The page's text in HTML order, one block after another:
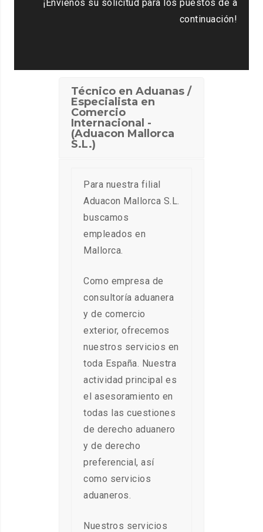
¡Envíenos su solicitud para los puestos de a
continuación!
Técnico en Aduanas /
Especialista en
Comercio
Internacional -
(Aduacon Mallorca
S.L.)
Para nuestra filial
Aduacon Mallorca S.L.
buscamos
empleados en
Mallorca.
Como empresa de
consultoría aduanera
y de comercio
exterior, ofrecemos
nuestros servicios en
toda España. Nuestra
actividad principal es
el asesoramiento en
todas las cuestiones
de derecho aduanero
y de derecho
preferencial, así
como servicios
aduaneros.
Nuestros servicios